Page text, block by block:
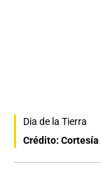
Dia de la Tierra
Crédito: Cortesía